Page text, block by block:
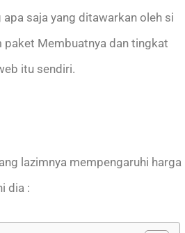
saja yang ditawarkan oleh si
paket Membuatnya dan tingkat
itu sendiri.
lazimnya mempengaruhi harga
dia :